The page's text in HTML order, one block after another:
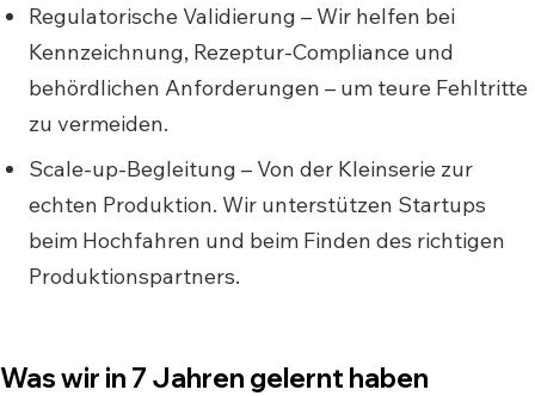
Regulatorische Validierung – Wir helfen bei
Kennzeichnung, Rezeptur-Compliance und
behördlichen Anforderungen – um teure Fehltritte
zu vermeiden.
Scale-up-Begleitung – Von der Kleinserie zur
echten Produktion. Wir unterstützen Startups
beim Hochfahren und beim Finden des richtigen
Produktionspartners.
Was wir in 7 Jahren gelernt haben